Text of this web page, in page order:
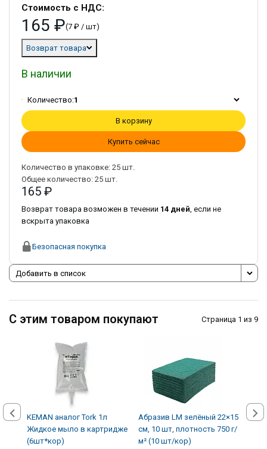
Стоимость с НДС:
165 ₽(7 ₽ / шт)
Возврат товара
В наличии
Количество:1
В корзину
Купить сейчас
Количество в упаковке: 25 шт.
Общее количество: 25 шт.
165 ₽
Возврат товара возможен в течении 14 дней , если не
вскрыта упаковка
Безопасная покупка
Добавить в список
С этим товаром покупают Страница 1 из 9
KEMAN аналог Tork 1л
Жидкое мыло в картридже
(6шт*кор)
Абразив LM зелёный 22×15
см, 10 шт, плотность 750 г/
м² (10 шт/кор)